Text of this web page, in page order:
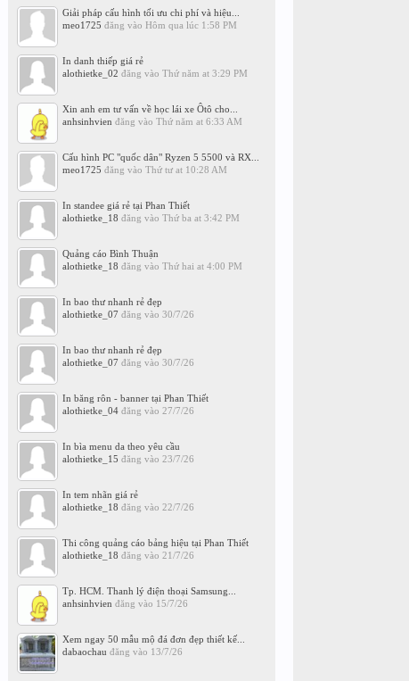
Giải pháp cấu hình tối ưu chi phí và hiệu...
meo1725 đăng vào Hôm qua lúc 1:58 PM
In danh thiếp giá rẻ
alothietke_02 đăng vào Thứ năm at 3:29 PM
Xin anh em tư vấn về học lái xe Ôtô cho...
anhsinhvien đăng vào Thứ năm at 6:33 AM
Cấu hình PC "quốc dân" Ryzen 5 5500 và RX...
meo1725 đăng vào Thứ tư at 10:28 AM
In standee giá rẻ tại Phan Thiết
alothietke_18 đăng vào Thứ ba at 3:42 PM
Quảng cáo Bình Thuận
alothietke_18 đăng vào Thứ hai at 4:00 PM
In bao thư nhanh rẻ đẹp
alothietke_07 đăng vào 30/7/26
In bao thư nhanh rẻ đẹp
alothietke_07 đăng vào 30/7/26
In băng rôn - banner tại Phan Thiết
alothietke_04đăng vào 27/7/26
In bìa menu da theo yêu cầu
alothietke_15 đăng vào 23/7/26
In tem nhãn giá rẻ
alothietke_18 đăng vào 22/7/26
Thi công quảng cáo bảng hiệu tại Phan Thiết
alothietke_18 đăng vào 21/7/26
Tp. HCM. Thanh lý điện thoại Samsung...
anhsinhvien đăng vào 15/7/26
Xem ngay 50 mẫu mộ đá đơn đẹp thiết kế...
dabaochau đăng vào 13/7/26